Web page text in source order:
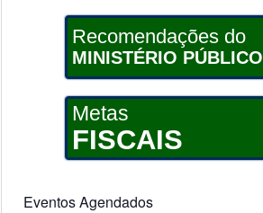
Recomendações do
MINISTÉRIO PÚBLICO
Metas
FISCAIS
Eventos Agendados